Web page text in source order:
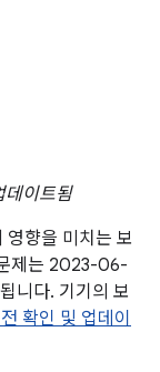
이트됨
향을 미치는 보
제는 2023-06-
니다. 기기의 보
확인 및 업데이